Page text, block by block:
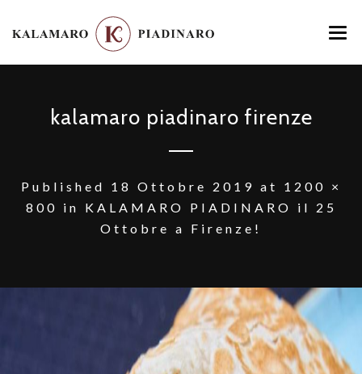
GALLERY
kalamaro piadinaro firenze
Published 18 Ottobre 2019 at 1200 ×
800 in KALAMARO PIADINARO il 25
Ottobre a Firenze!